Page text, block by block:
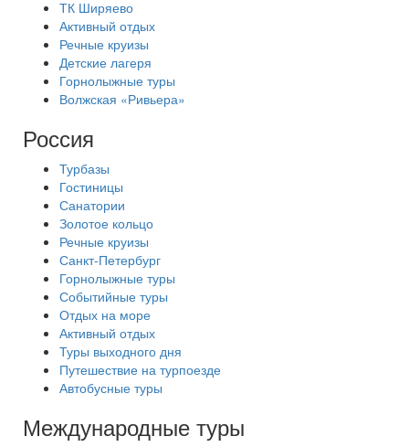
ТК Ширяево
Активный отдых
Речные круизы
Детские лагеря
Горнолыжные туры
Волжская «Ривьера»
Россия
Турбазы
Гостиницы
Санатории
Золотое кольцо
Речные круизы
Санкт-Петербург
Горнолыжные туры
Событийные туры
Отдых на море
Активный отдых
Туры выходного дня
Путешествие на турпоезде
Автобусные туры
Международные туры